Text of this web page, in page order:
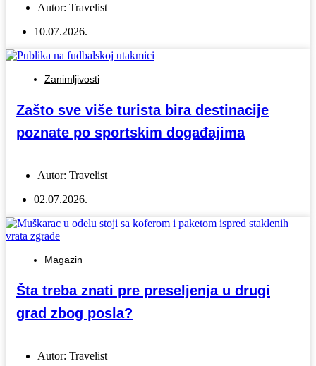
Autor: Travelist
10.07.2026.
Zanimljivosti
Zašto sve više turista bira destinacije
poznate po sportskim događajima
Autor: Travelist
02.07.2026.
Magazin
Šta treba znati pre preseljenja u drugi
grad zbog posla?
Autor: Travelist